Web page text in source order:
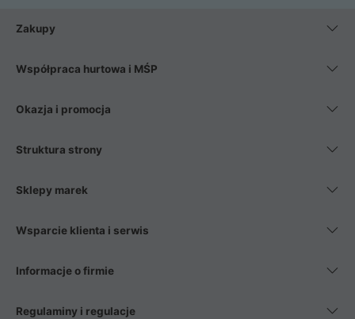
Zakupy
Współpraca hurtowa i MŚP
Okazja i promocja
Struktura strony
Sklepy marek
Wsparcie klienta i serwis
Informacje o firmie
Regulaminy i regulacje